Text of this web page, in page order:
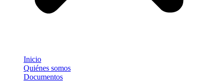
Inicio
Quiénes somos
Documentos